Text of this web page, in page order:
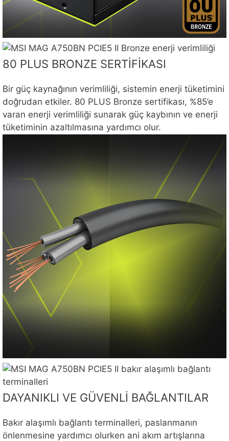
80 PLUS BRONZE SERTİFİKASI
Bir güç kaynağının verimliliği, sistemin enerji tüketimini
doğrudan etkiler. 80 PLUS Bronze sertifikası, %85’e
varan enerji verimliliği sunarak güç kaybının ve enerji
tüketiminin azaltılmasına yardımcı olur.
DAYANIKLI VE GÜVENLİ BAĞLANTILAR
Bakır alaşımlı bağlantı terminalleri, paslanmanın
önlenmesine yardımcı olurken ani akım artışlarına